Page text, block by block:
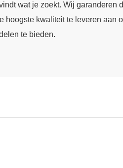
wat je zoekt. Wij garanderen
kwaliteit te leveren aan
te bieden.